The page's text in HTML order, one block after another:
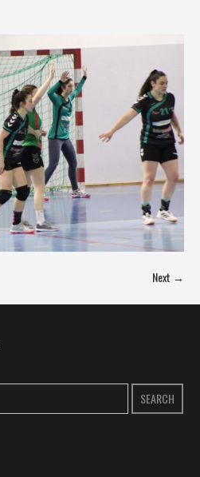
Next →
SEARCH